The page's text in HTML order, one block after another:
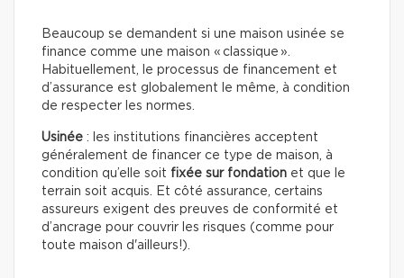
Beaucoup se demandent si une maison usinée se
finance comme une maison « classique ».
Habituellement, le processus de financement et
d’assurance est globalement le même, à condition
de respecter les normes.
Usinée : les institutions financières acceptent
généralement de financer ce type de maison, à
condition qu’elle soit fixée sur fondation et que le
terrain soit acquis. Et côté assurance, certains
assureurs exigent des preuves de conformité et
d’ancrage pour couvrir les risques (comme pour
toute maison d'ailleurs!).